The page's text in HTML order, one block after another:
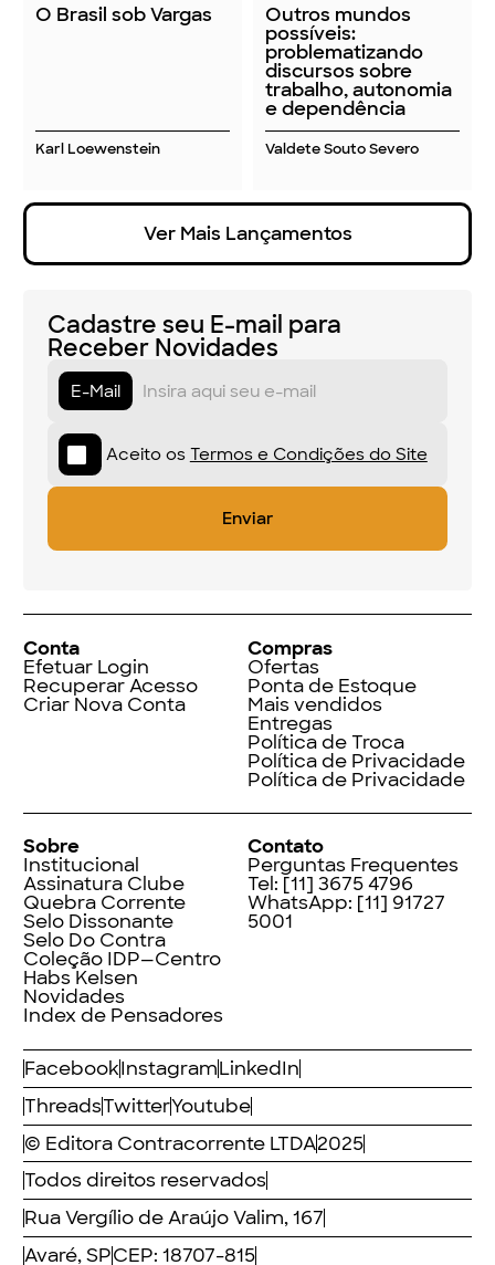
O Brasil sob Vargas
Karl Loewenstein
Outros mundos
possíveis:
problematizando
discursos sobre
trabalho, autonomia
e dependência
Valdete Souto Severo
Ver Mais Lançamentos
Cadastre seu E-mail para
Receber Novidades
E-Mail
Aceito os Termos e Condições do Site
Conta
Efetuar Login
Recuperar Acesso
Criar Nova Conta
Compras
Ofertas
Ponta de Estoque
Mais vendidos
Entregas
Política de Troca
Política de Privacidade
Política de Privacidade
Sobre
Institucional
Assinatura Clube
Quebra Corrente
Selo Dissonante
Selo Do Contra
Coleção IDP—Centro
Habs Kelsen
Novidades
Index de Pensadores
Contato
Perguntas Frequentes
Tel: [11] 3675 4796
WhatsApp: [11] 91727
5001
FacebookInstagramLinkedIn
ThreadsTwitterYoutube
© Editora Contracorrente LTDA2025
Todos direitos reservados
Rua Vergílio de Araújo Valim, 167
Avaré, SPCEP: 18707-815